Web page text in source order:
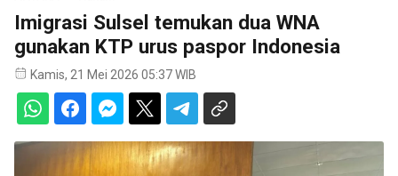
Imigrasi Sulsel temukan dua WNA
gunakan KTP urus paspor Indonesia
Kamis, 21 Mei 2026 05:37 WIB